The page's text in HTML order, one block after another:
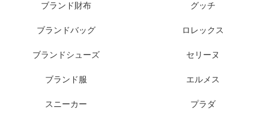
ブランド財布
ブランドバッグ
ブランドシューズ
ブランド服
スニーカー
グッチ
ロレックス
セリーヌ
エルメス
プラダ